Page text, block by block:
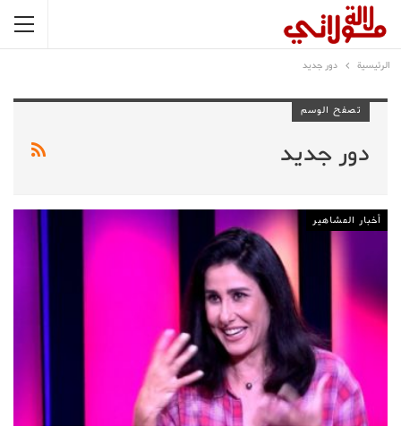
الرئيسية دور جديد
تصفح الوسم
دور جديد
أخبار المشاهير